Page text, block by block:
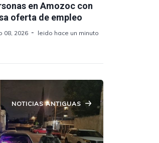
en Amozoc con
oferta de empleo
08, 2026 leido hace un minuto
NOTICIAS ANTIGUAS
Nacional detiene a
y asegura vehículo